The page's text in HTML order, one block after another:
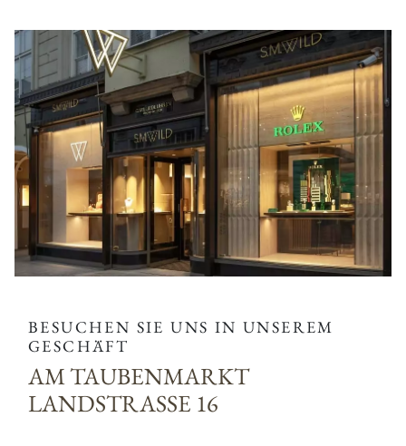
BESUCHEN SIE UNS IN UNSEREM
GESCHÄFT
AM TAUBENMARKT
LANDSTRASSE 16